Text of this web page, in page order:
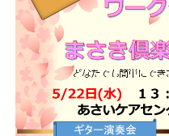
地域連携 お